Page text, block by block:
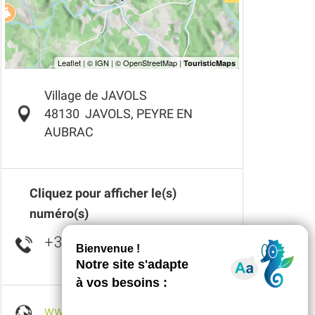
Village de JAVOLS
48130 JAVOLS, PEYRE EN
AUBRAC
Cliquez pour afficher le(s)
numéro(s)
+33 4 66 42 87
www.archeologie-javols.org